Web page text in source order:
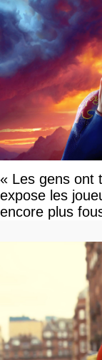
« Les gens ont
expose les
encore plus